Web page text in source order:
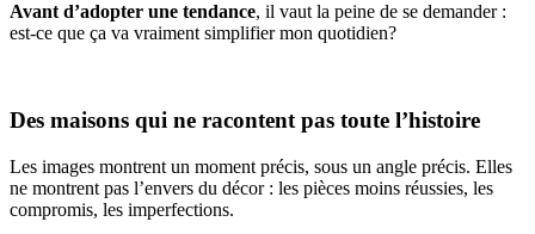
Avant d’adopter une tendance, il vaut la peine de se demander :
est-ce que ça va vraiment simplifier mon quotidien?
Des maisons qui ne racontent pas toute l’histoire
Les images montrent un moment précis, sous un angle précis. Elles
ne montrent pas l’envers du décor : les pièces moins réussies, les
compromis, les imperfections.